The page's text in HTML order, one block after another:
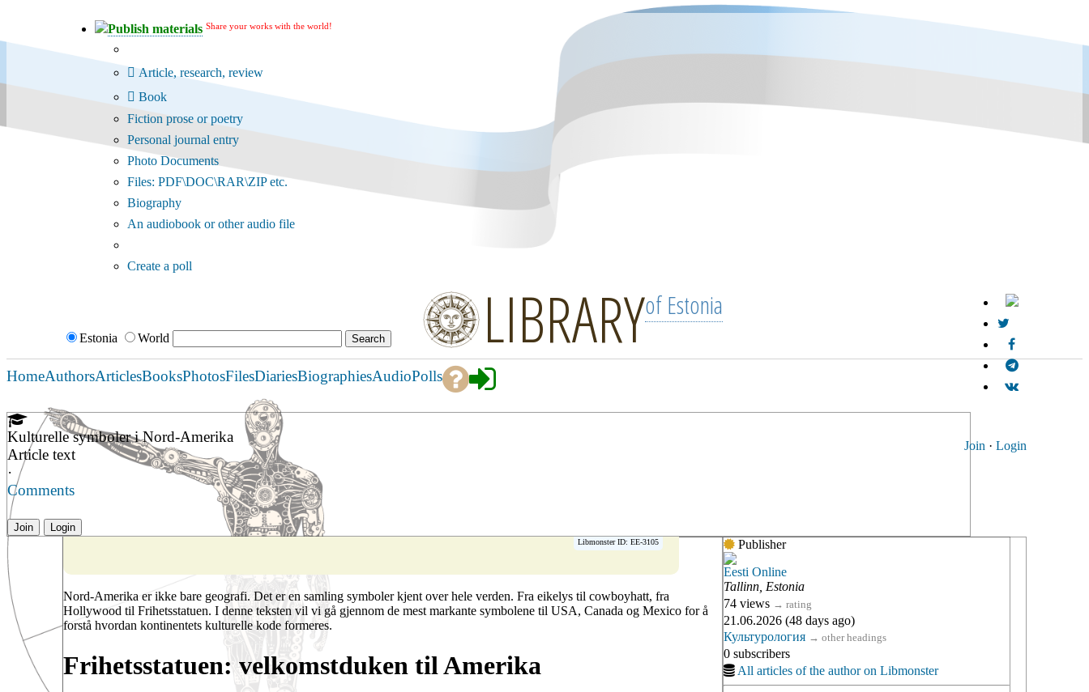
Publish materials Share your works with the world!
Article, research, review
Book
Fiction prose or poetry
Personal journal entry
Photo Documents
Files: PDF\DOC\RAR\ZIP etc.
Biography
An audiobook or other audio file
Create a poll
Estonia World LIBRARYof Estonia
Join · Login
HomeAuthorsArticlesBooksPhotosFilesDiariesBiographiesAudioPolls
Kulturelle symboler i Nord-Amerika
Article text
·
Comments
Join Login
Libmonster ID: EE-3105
Nord-Amerika er ikke bare geografi. Det er en samling symboler kjent over hele verden. Fra eikelys til cowboyhatt, fra
Hollywood til Frihetsstatuen. I denne teksten vil vi gå gjennom de mest markante symbolene til USA, Canada og Mexico for å
forstå hvordan kontinentets kulturelle kode formeres.
Frihetsstatuen: velkomstduken til Amerika
Publisher
Eesti Online
Tallinn, Estonia
74 views → rating
21.06.2026 (48 days ago)
Культурология → other headings
0 subscribers
All articles of the author on Libmonster